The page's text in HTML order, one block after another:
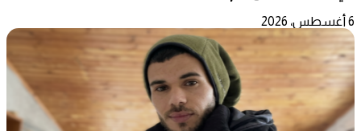
6 أغسطس، 2026